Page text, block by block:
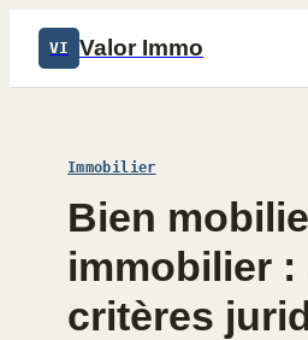
VI Valor Immo
Immobilier
Bien
immobilier :
critères